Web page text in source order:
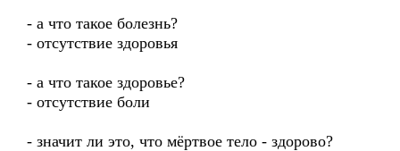
- а что такое болезнь?
- отсутствие здоровья
- а что такое здоровье?
- отсутствие боли
- значит ли это, что мёртвое тело - здорово?